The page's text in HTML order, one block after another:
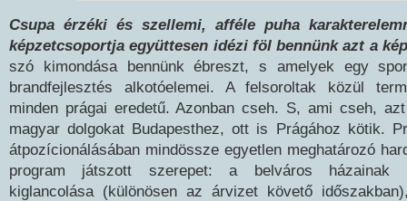
Csupa érzéki és szellemi, afféle puha
képzetcsoportja együttesen idézi föl bennünk azt a
szó kimondása bennünk ébreszt, s amelyek egy
brandfejlesztés alkotóelemei. A felsoroltak közül
minden prágai eredetű. Azonban cseh. S, ami cseh,
magyar dolgokat Budapesthez, ott is Prágához kötik.
átpozícionálásában mindössze egyetlen meghatározó
program játszott szerepet: a belváros házainak
kiglancolása (különösen az árvizet követő